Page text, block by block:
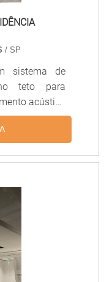
/ SP
sistema de
teto para
acústico
instalações
Pode ser
chapas de
e desenhos
em
ambientes
leveza e